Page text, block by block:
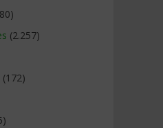
(2.257)
(172)